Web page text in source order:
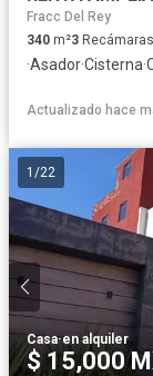
Fracc Del Rey
340 m²3 Recámaras
·Asador·Cisterna·
Actualizado hace
1 /22
Casa·en alquiler
$ 15,000